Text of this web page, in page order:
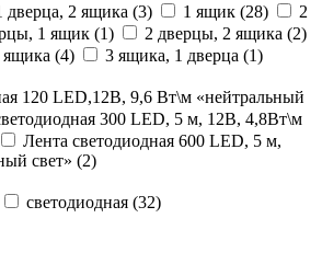
дверца, 2 ящика (3) 1 ящик (28)
2
1 ящик (1) 2 дверцы, 2 ящика (2)
ящика (4) 3 ящика, 1 дверца (1)
120 LED,12В, 9,6 Вт\м «нейтральный
300 LED, 5 м, 12В, 4,8Вт\м
Лента светодиодная 600 LED, 5 м,
свет» (2)
светодиодная (32)